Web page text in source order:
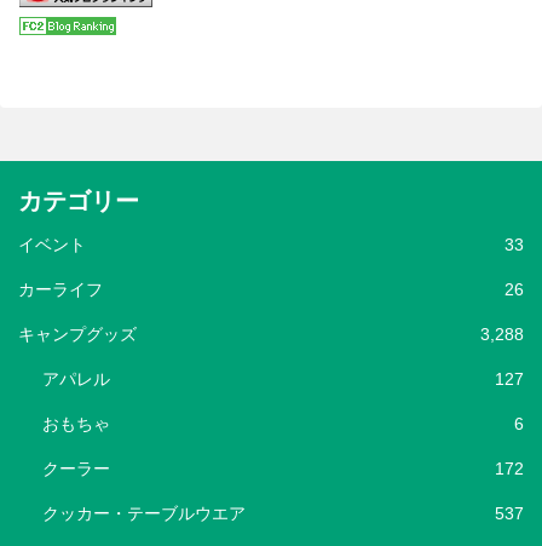
カテゴリー
イベント 33
カーライフ 26
キャンプグッズ 3,288
アパレル 127
おもちゃ 6
クーラー 172
クッカー・テーブルウエア 537